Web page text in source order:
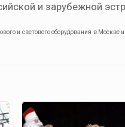
и зарубежной
и светового оборудования в